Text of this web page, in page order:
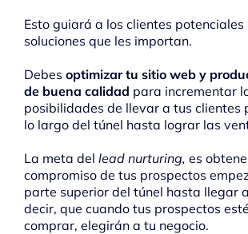
Esto guiará a los clientes potenciales
soluciones que les importan.
Debes optimizar tu sitio web y
de buena calidad para incrementar
posibilidades de llevar a tus clientes
lo largo del túnel hasta lograr las
La meta del lead nurturing, es
compromiso de tus prospectos
parte superior del túnel hasta llegar
decir, que cuando tus prospectos
comprar, elegirán a tu negocio.